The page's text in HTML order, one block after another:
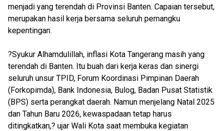
menjadi yang terendah di Provinsi Banten. Capaian tersebut,
merupakan hasil kerja bersama seluruh pemangku
kepentingan.
?Syukur Alhamdulillah, inflasi Kota Tangerang masih yang
terendah di Banten. Itu buah dari kerja keras dan sinergi
seluruh unsur TPID, Forum Koordinasi Pimpinan Daerah
(Forkopimda), Bank Indonesia, Bulog, Badan Pusat Statistik
(BPS) serta perangkat daerah. Namun menjelang Natal 2025
dan Tahun Baru 2026, kewaspadaan tetap harus
ditingkatkan,? ujar Wali Kota saat membuka kegiatan